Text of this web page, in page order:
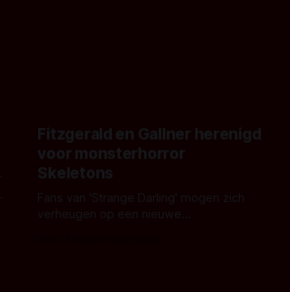
Fitzgerald en Gallner herenigd
voor monsterhorror
Skeletons
Fans van 'Strange Darling' mogen zich
verheugen op een nieuwe